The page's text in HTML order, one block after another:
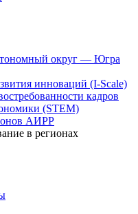
округ — Югра
инноваций (I-Scale)
кадров
(STEM)
АИРР
в регионах